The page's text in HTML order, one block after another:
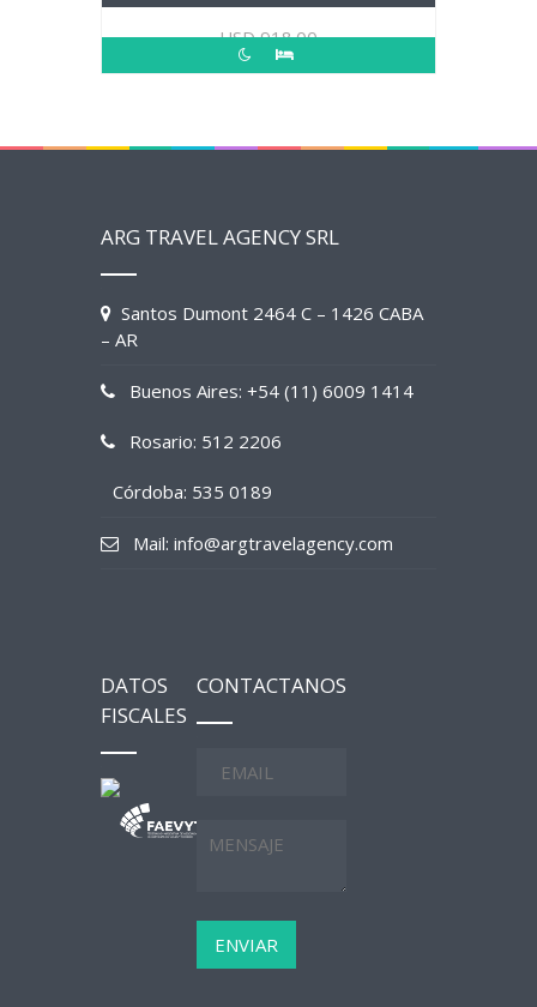
USD918.00
ARG TRAVEL AGENCY SRL
Santos Dumont 2464 C – 1426 CABA
– AR
Buenos Aires: +54 (11) 6009 1414
Rosario: 512 2206
Córdoba: 535 0189
Mail: info@argtravelagency.com
DATOS
FISCALES
CONTACTANOS